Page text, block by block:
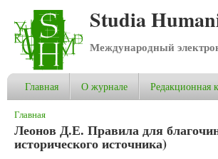
Studia
Международный
Главная О журнале Редакционная
Вы здесь
Главная
Леонов Д.Е. Правила для
исторического источника)